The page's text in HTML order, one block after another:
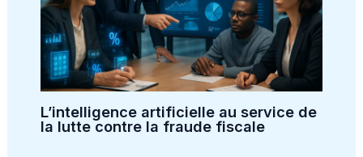
L’intelligence artificielle au service de
la lutte contre la fraude fiscale